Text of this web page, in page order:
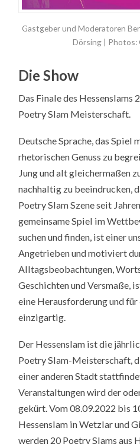
Gastgeber und Moderatoren
Dörsing | Photos:
Die Show
Das Finale des Hessenslams
Poetry Slam Meisterschaft.
Deutsche Sprache, das Spiel
rhetorischen Genuss zu
Jung und alt gleichermaßen
nachhaltig zu beeindrucken,
Poetry Slam Szene seit
gemeinsame Spiel im
suchen und finden, ist einer
Angetrieben und motiviert
Alltagsbeobachtungen,
Geschichten und Versmaße,
eine Herausforderung und
einzigartig.
Der Hessenslam ist die
Poetry Slam-Meisterschaft,
einer anderen Stadt
Veranstaltungen wird der
gekürt. Vom 08.09.2022 bis
Hessenslam in Wetzlar und
werden 20 Poetry Slams aus